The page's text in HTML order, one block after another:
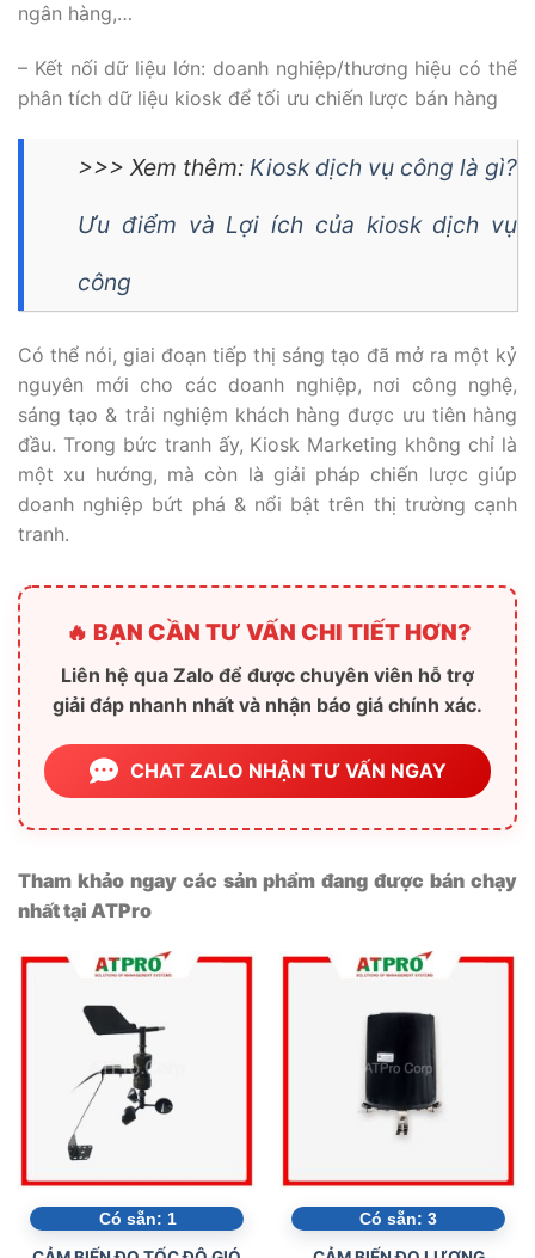
ngân hàng,…
– Kết nối dữ liệu lớn: doanh nghiệp/thương hiệu có thể
phân tích dữ liệu kiosk để tối ưu chiến lược bán hàng
>>> Xem thêm: Kiosk dịch vụ công là gì?
Ưu điểm và Lợi ích của kiosk dịch vụ
công
Có thể nói, giai đoạn tiếp thị sáng tạo đã mở ra một kỷ
nguyên mới cho các doanh nghiệp, nơi công nghệ,
sáng tạo & trải nghiệm khách hàng được ưu tiên hàng
đầu. Trong bức tranh ấy, Kiosk Marketing không chỉ là
một xu hướng, mà còn là giải pháp chiến lược giúp
doanh nghiệp bứt phá & nổi bật trên thị trường cạnh
tranh.
🔥 BẠN CẦN TƯ VẤN CHI TIẾT HƠN?
Liên hệ qua Zalo để được chuyên viên hỗ trợ
giải đáp nhanh nhất và nhận báo giá chính xác.
CHAT ZALO NHẬN TƯ VẤN NGAY
Tham khảo ngay các sản phẩm đang được bán chạy
nhất tại ATPro
Có sẵn: 1 Có sẵn: 3